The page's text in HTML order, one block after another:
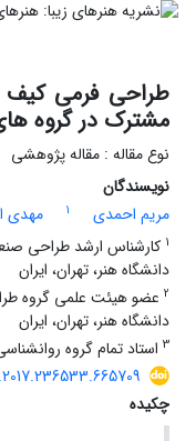
طراحی فرمی کیف
مشترک در گروه
نوع مقاله : مقاله پژوهشی
نویسندگان
مریم احمدی
1 مهدی
1 کارشناس ارشد طراحی
دانشگاه هنر، تهران، ایران
2 عضو هیئت علمی گروه
دانشگاه هنر، تهران، ایران
3 استاد تمام گروه
چکیده